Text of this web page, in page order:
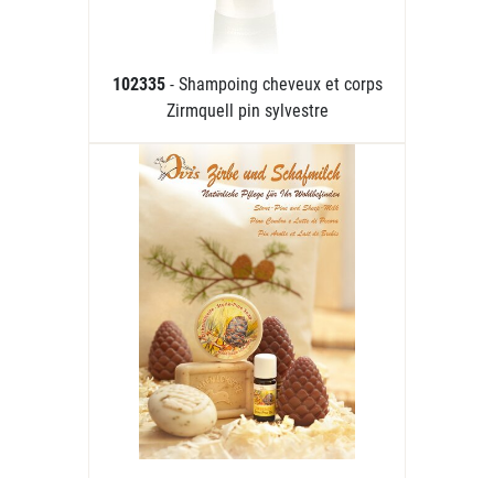
102335 - Shampoing cheveux et corps
Zirmquell pin sylvestre